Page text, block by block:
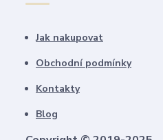
Jak nakupovat
Obchodní podmínky
Kontakty
Blog